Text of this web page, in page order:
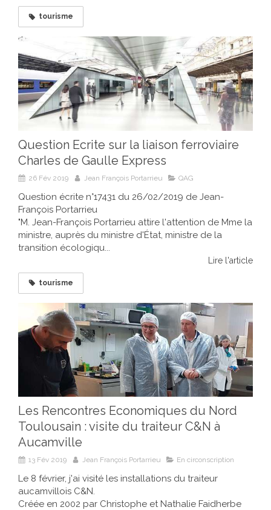
tourisme
Question Ecrite sur la liaison ferroviaire
Charles de Gaulle Express
26 Fév 2019 Jean François Portarrieu QAG
Question écrite n°17431 du 26/02/2019 de Jean-
François Portarrieu
"M. Jean-François Portarrieu attire l'attention de Mme la
ministre, auprès du ministre d'État, ministre de la
transition écologiqu...
Lire l'article
tourisme
Les Rencontres Economiques du Nord
Toulousain : visite du traiteur C&N à
Aucamville
13 Fév 2019 Jean François Portarrieu En circonscription
Le 8 février, j'ai visité les installations du traiteur
aucamvillois C&N.
Créée en 2002 par Christophe et Nathalie Faidherbe